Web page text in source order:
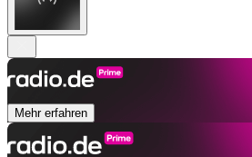
Mehr erfahren